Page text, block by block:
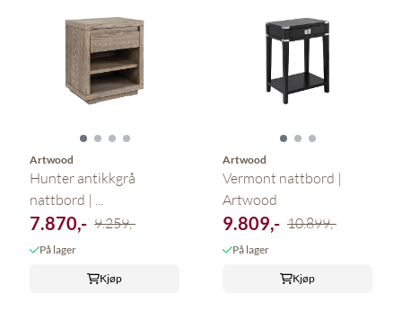
Artwood
Hunter antikkgrå
nattbord | ...
7.870,- 9.259,-
På lager
Kjøp
Artwood
Vermont nattbord |
Artwood
9.809,- 10.899,-
På lager
Kjøp